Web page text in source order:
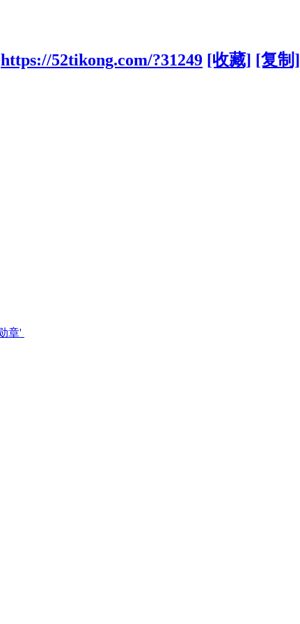
https://52tikong.com/?31249 [收藏] [复制]